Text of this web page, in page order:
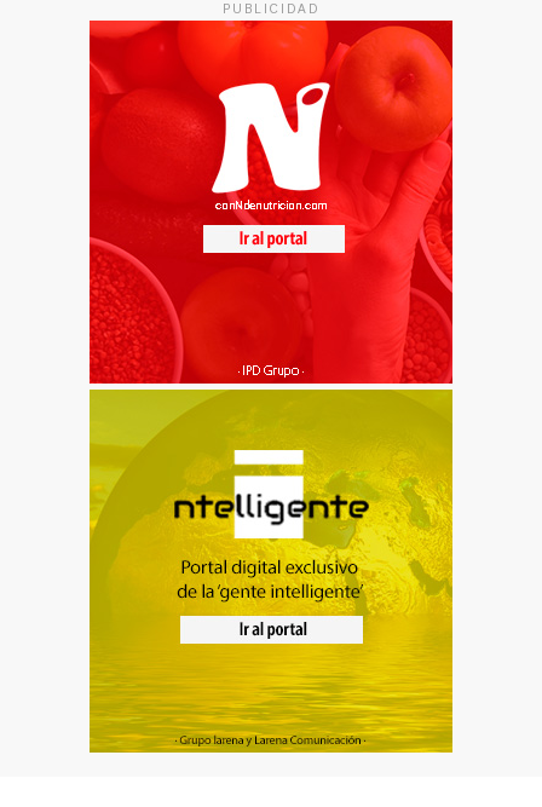
PUBLICIDAD